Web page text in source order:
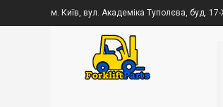
м. Київ, вул. Академіка Туполєва, буд.